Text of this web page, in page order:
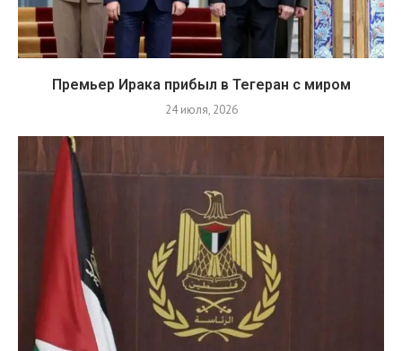
Премьер Ирака прибыл в Тегеран с миром
24 июля, 2026